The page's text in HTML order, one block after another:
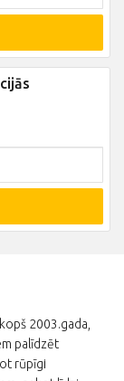
2003.gada,
palīdzēt
rūpīgi